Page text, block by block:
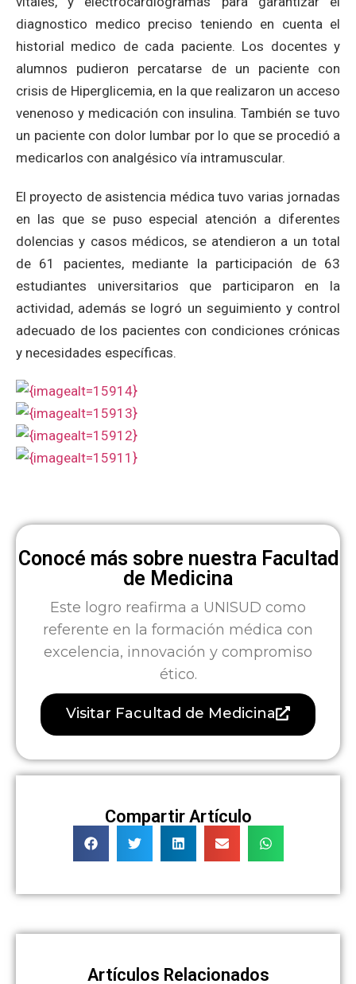
diagnostico medico preciso teniendo en cuenta el
historial medico de cada paciente. Los docentes y
alumnos pudieron percatarse de un paciente con
crisis de Hiperglicemia, en la que realizaron un acceso
venenoso y medicación con insulina. También se tuvo
un paciente con dolor lumbar por lo que se procedió a
medicarlos con analgésico vía intramuscular.
El proyecto de asistencia médica tuvo varias jornadas
en las que se puso especial atención a diferentes
dolencias y casos médicos, se atendieron a un total
de 61 pacientes, mediante la participación de 63
estudiantes universitarios que participaron en la
actividad, además se logró un seguimiento y control
adecuado de los pacientes con condiciones crónicas
y necesidades específicas.
Conocé más sobre nuestra Facultad
de Medicina
Este logro reafirma a UNISUD como
referente en la formación médica con
excelencia, innovación y compromiso
ético.
Visitar Facultad de Medicina
Compartir Artículo
Artículos Relacionados